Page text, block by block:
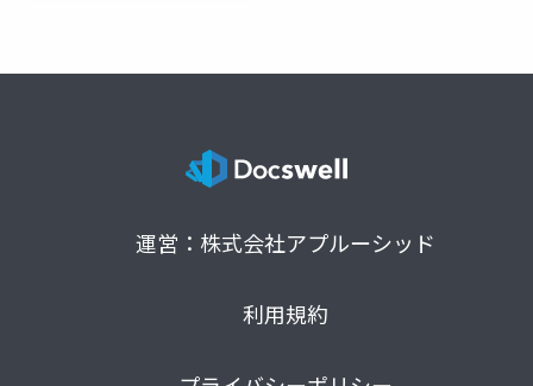
運営：株式会社アプルーシッド
利用規約